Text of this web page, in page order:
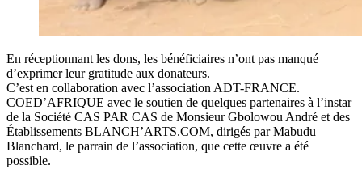
En réceptionnant les dons, les bénéficiaires n’ont pas manqué
d’exprimer leur gratitude aux donateurs.
C’est en collaboration avec l’association ADT-FRANCE.
COED’AFRIQUE avec le soutien de quelques partenaires à l’instar
de la Société CAS PAR CAS de Monsieur Gbolowou André et des
Établissements BLANCH’ARTS.COM, dirigés par Mabudu
Blanchard, le parrain de l’association, que cette œuvre a été
possible.